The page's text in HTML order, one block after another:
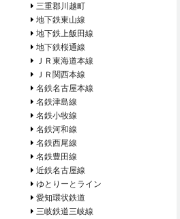
三重郡川越町
地下鉄東山線
地下鉄上飯田線
地下鉄桜通線
ＪＲ東海道本線
ＪＲ関西本線
名鉄名古屋本線
名鉄津島線
名鉄小牧線
名鉄河和線
名鉄西尾線
名鉄豊田線
近鉄名古屋線
ゆとりーとライン
愛知環状鉄道
三岐鉄道三岐線